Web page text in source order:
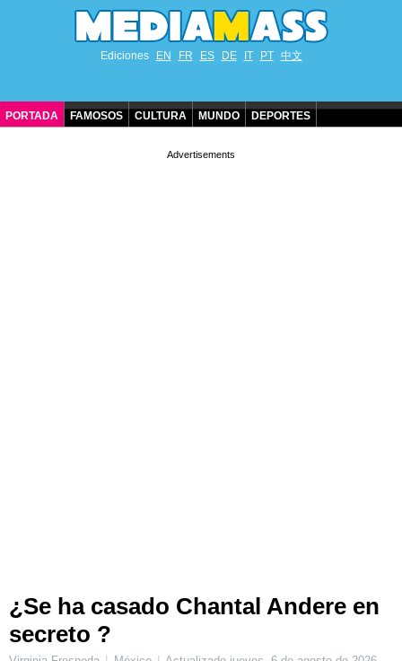
Ediciones EN FR ES DE IT PT 中文
PORTADA FAMOSOS CULTURA MUNDO DEPORTES
¿Se ha casado Chantal Andere en
secreto ?